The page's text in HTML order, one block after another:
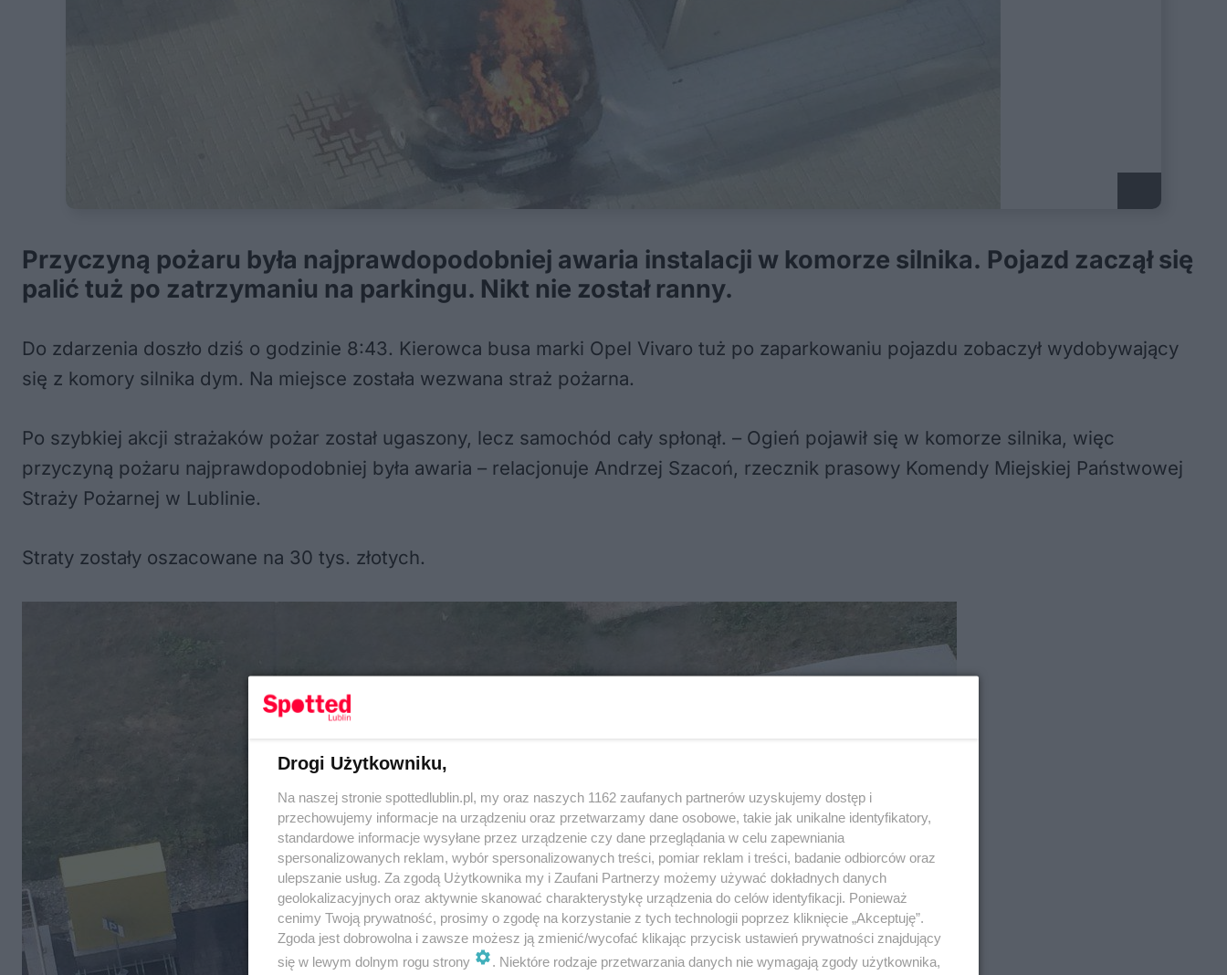
Przyczyną pożaru była najprawdopodobniej awaria instalacji w komorze silnika. Pojazd zaczął się
palić tuż po zatrzymaniu na parkingu. Nikt nie został ranny.
Do zdarzenia doszło dziś o godzinie 8:43. Kierowca busa marki Opel Vivaro tuż po zaparkowaniu pojazdu zobaczył wydobywający
się z komory silnika dym. Na miejsce została wezwana straż pożarna.
Po szybkiej akcji strażaków pożar został ugaszony, lecz samochód cały spłonął. – Ogień pojawił się w komorze silnika, więc
przyczyną pożaru najprawdopodobniej była awaria – relacjonuje Andrzej Szacoń, rzecznik prasowy Komendy Miejskiej Państwowej
Straży Pożarnej w Lublinie.
Straty zostały oszacowane na 30 tys. złotych.
Drogi Użytkowniku,
Na naszej stronie spottedlublin.pl, my oraz naszych 1162 zaufanych partnerów uzyskujemy dostęp i
przechowujemy informacje na urządzeniu oraz przetwarzamy dane osobowe, takie jak unikalne identyfikatory,
standardowe informacje wysyłane przez urządzenie czy dane przeglądania w celu zapewniania
spersonalizowanych reklam, wybór spersonalizowanych treści, pomiar reklam i treści, badanie odbiorców oraz
ulepszanie usług. Za zgodą Użytkownika my i Zaufani Partnerzy możemy używać dokładnych danych
geolokalizacyjnych oraz aktywnie skanować charakterystykę urządzenia do celów identyfikacji. Ponieważ
cenimy Twoją prywatność, prosimy o zgodę na korzystanie z tych technologii poprzez kliknięcie „Akceptuję”.
Zgoda jest dobrowolna i zawsze możesz ją zmienić/wycofać klikając przycisk ustawień prywatności znajdujący
się w lewym dolnym rogu strony
. Niektóre rodzaje przetwarzania danych nie wymagają zgody użytkownika,